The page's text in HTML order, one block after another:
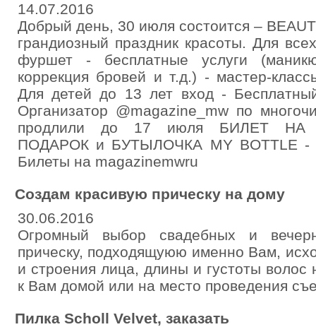
14.07.2016
Добрый день, 30 июля состоится –
грандиозный праздник красоты. Для
фуршет - бесплатные услуги
коррекция бровей и т.д.) - мастер-
Для детей до 13 лет вход -
Организатор @magazine_mw по
продлили до 17 июля БИЛЕТ НА
ПОДАРОК и БУТЫЛОЧКА MY BOTTLE -
Билеты на magazinemwru
Создам красивую прическу на дому
30.06.2016
Огромный выбор свадебных и
прическу, подходящуюю именно Вам,
и строения лица, длины и густоты
к Вам домой или на место проведения
Пилка Scholl Velvet, заказать